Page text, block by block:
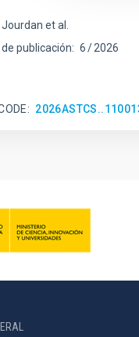
et al.
de publicación: 6 2026